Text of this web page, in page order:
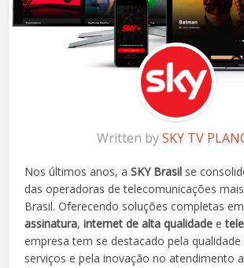
Written bySKY TV
Nos últimos anos, aSKY Brasil se
das operadoras de telecomunicações
Brasil. Oferecendo soluções completas em
assinatura,internet de alta qualidade e
empresa tem se destacado pela qualidade
serviços e pela inovação no atendimento